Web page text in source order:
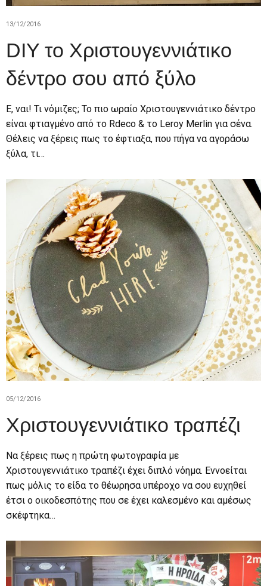
13/12/2016
DIY το Χριστουγεννιάτικο
δέντρο σου από ξύλο
Ε, ναι! Τι νόμιζες; Το πιο ωραίο Χριστουγεννιάτικο δέντρο
είναι φτιαγμένο από το Rdeco & το Leroy Merlin για σένα.
Θέλεις να ξέρεις πως το έφτιαξα, που πήγα να αγοράσω
ξύλα, τι…
05/12/2016
Χριστουγεννιάτικο τραπέζι
Να ξέρεις πως η πρώτη φωτογραφία με
Χριστουγεννιάτικο τραπέζι έχει διπλό νόημα. Εννοείται
πως μόλις το είδα το θέωρησα υπέροχο να σου ευχηθεί
έτσι ο οικοδεσπότης που σε έχει καλεσμένο και αμέσως
σκέφτηκα…